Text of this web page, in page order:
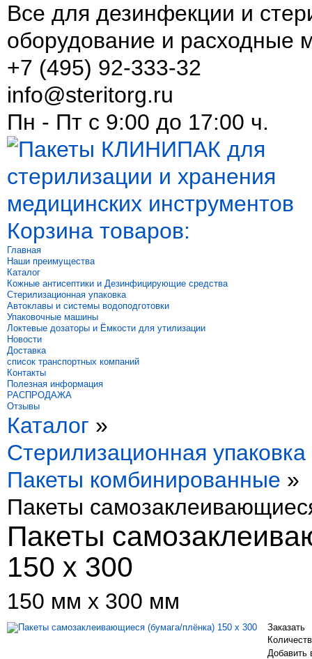
Все для дезинфекции и
оборудование и расходные
+7 (495) 92-333-32
info@steritorg.ru
Пн - Пт с 9:00 до 17:00 ч.
Корзина товаров:
Главная
Наши преимущества
Каталог
Кожные антисептики и Дезинфицирующие средства
Стерилизационная упаковка
Автоклавы и системы водоподготовки
Упаковочные машины
Локтевые дозаторы и Ёмкости для утилизации
Новости
Доставка
список транспортных компаний
Контакты
Полезная информация
РАСПРОДАЖА
Отзывы
Каталог »
Стерилизационная упаковка
Пакеты комбинированные »
Пакеты
Пакеты
150 x 300
150 мм х 300 мм
Заказать
Добавить